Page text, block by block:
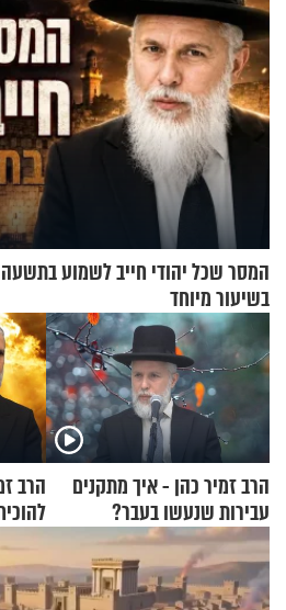
המסר שכל יהודי חייב לשמוע
בשיעור מיוחד
הרב זמיר כהן - איך מתקנים
עבירות שנעשו בעבר?
הרב